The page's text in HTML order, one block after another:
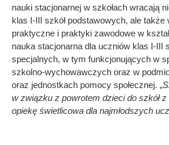
nauki stacjonarnej w szkołach wracają
klas I-III szkół podstawowych, ale także
praktyczne i praktyki zawodowe w
nauka stacjonarna dla uczniów klas I-III
specjalnych, w tym funkcjonujących w
szkolno-wychowawczych oraz w
oraz jednostkach pomocy społecznej. „
w związku z powrotem dzieci do szkół
opiekę świetlicowa dla najmłodszych